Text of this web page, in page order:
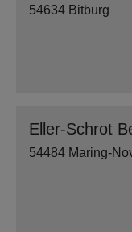
54634 Bitburg
Eller-Schrot
54484 Maring-